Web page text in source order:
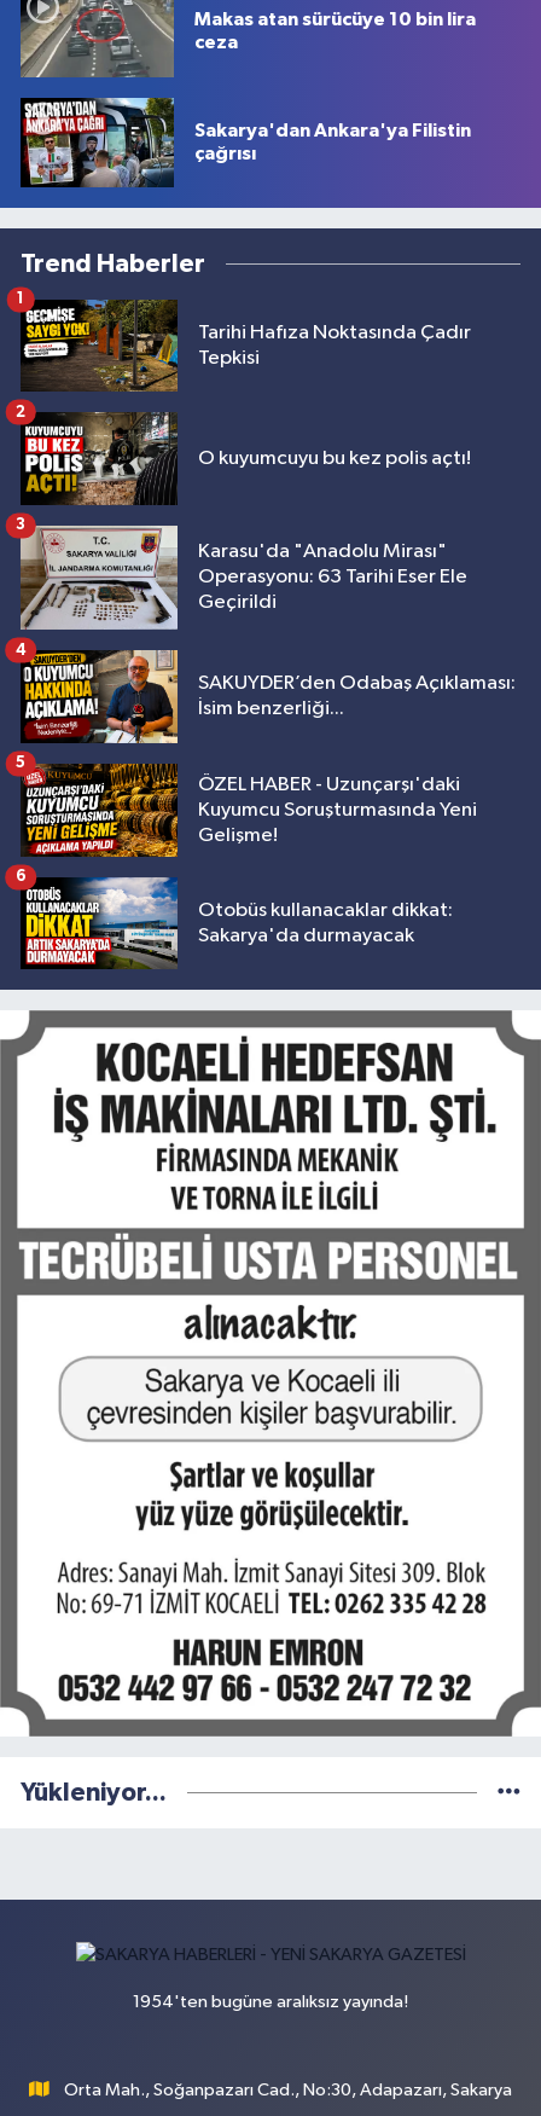
Makas atan sürücüye 10 bin lira
ceza
Sakarya'dan Ankara'ya Filistin
çağrısı
Trend Haberler
Tarihi Hafıza Noktasında Çadır
Tepkisi
1
O kuyumcuyu bu kez polis açtı!
2
Karasu'da "Anadolu Mirası"
Operasyonu: 63 Tarihi Eser Ele
Geçirildi
3
SAKUYDER’den Odabaş Açıklaması:
İsim benzerliği...
4
ÖZEL HABER - Uzunçarşı'daki
Kuyumcu Soruşturmasında Yeni
Gelişme!
5
Otobüs kullanacaklar dikkat:
Sakarya'da durmayacak
6
Yükleniyor...
1954'ten bugüne aralıksız yayında!
Orta Mah., Soğanpazarı Cad., No:30, Adapazarı, Sakarya